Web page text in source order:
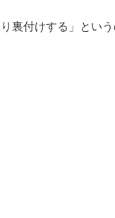
裏付けする」という